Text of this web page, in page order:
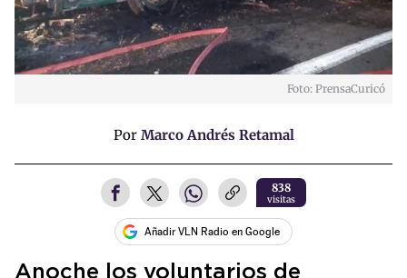
Foto: PrensaCuricó
Por Marco Andrés Retamal
838
visitas
Añadir VLN Radio en Google
Anoche los voluntarios de